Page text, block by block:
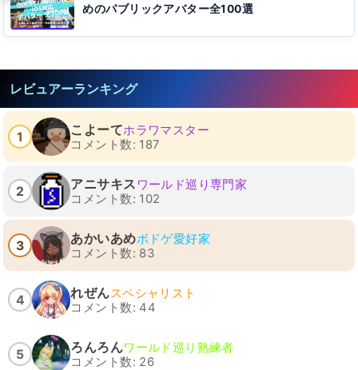
めのパブリックアバター全100選
レビュアーランキング
1 こよーてホラワマスター
コメント数: 187
2 アニサキス ワールド巡り専門家
コメント数: 102
3 あかいあめボドゲ愛好家
コメント数: 83
4 れぜんスペシャリスト
コメント数: 44
5 ろんろんワールド巡り熟練者
コメント数: 26